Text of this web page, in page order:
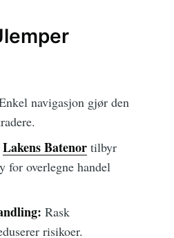
navigasjon gjør den
Lakens Batenortilbyr
for overlegne handel
Rask
risikoer.